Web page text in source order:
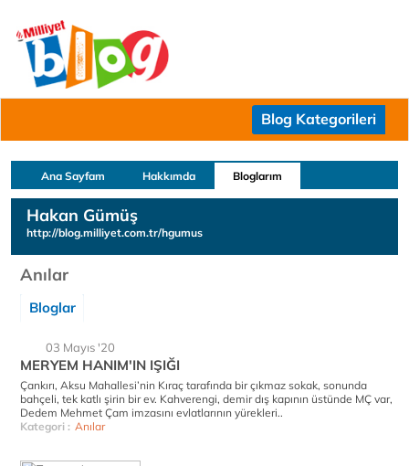
Blog Kategorileri
Ana Sayfam Hakkımda Bloglarım
Hakan Gümüş
http://blog.milliyet.com.tr/hgumus
Anılar
Bloglar
03 Mayıs '20
MERYEM HANIM'IN IŞIĞI
Çankırı, Aksu Mahallesi’nin Kıraç tarafında bir çıkmaz sokak, sonunda
bahçeli, tek katlı şirin bir ev. Kahverengi, demir dış kapının üstünde MÇ var,
Dedem Mehmet Çam imzasını evlatlarının yürekleri..
Kategori : Anılar